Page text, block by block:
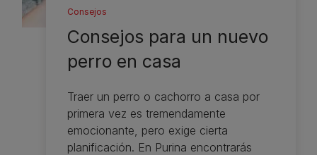
Consejos
Consejos para un nuevo
perro en casa
Traer un perro o cachorro a casa por
primera vez es tremendamente
emocionante, pero exige cierta
planificación. En Purina encontrarás